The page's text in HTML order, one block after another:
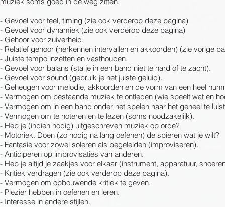
- Gevoel voor feel, timing (zie ook verderop deze pagina)
- Gevoel voor dynamiek (zie ook verderop deze pagina)
- Gehoor voor zuiverheid.
- Relatief gehoor (herkennen intervallen en akkoorden) (zie vorige
- Juiste tempo inzetten en vasthouden.
- Gevoel voor balans (sta je in een band niet te hard of te zacht).
- Gevoel voor sound (gebruik je het juiste geluid).
- Geheugen voor melodie, akkoorden en de vorm van een heel
- Vermogen om bestaande muziek te ontleden (wie speelt wat en
- Vermogen om in een band onder het spelen naar het geheel te
- Vermogen om te noteren en te lezen (soms noodzakelijk).
- Heb je (indien nodig) uitgeschreven muziek op orde?
- Motoriek. Doen (zo nodig na lang oefenen) de spieren wat je wilt?
- Fantasie voor zowel soleren als begeleiden (improviseren).
- Anticiperen op improvisaties van anderen.
- Heb je altijd je zaakjes voor elkaar (instrument, apparatuur,
- Kritiek verdragen (zie ook verderop deze pagina).
- Vermogen om opbouwende kritiek te geven.
- Plezier hebben in oefenen en leren.
- Interesse in andere stijlen.